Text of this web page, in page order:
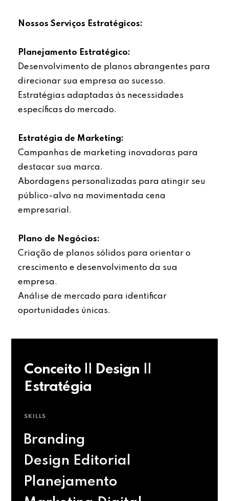
Nossos Serviços Estratégicos:
Planejamento Estratégico:
Desenvolvimento de planos abrangentes para
direcionar sua empresa ao sucesso.
Estratégias adaptadas às necessidades
específicas do mercado.
Estratégia de Marketing:
Campanhas de marketing inovadoras para
destacar sua marca.
Abordagens personalizadas para atingir seu
público-alvo na movimentada cena
empresarial.
Plano de Negócios:
Criação de planos sólidos para orientar o
crescimento e desenvolvimento da sua
empresa.
Análise de mercado para identificar
oportunidades únicas.
Conceito || Design ||
Estratégia
SKILLS
Branding
Design Editorial
Planejamento